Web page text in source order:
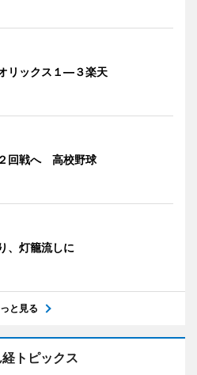
リックス１―３楽天
回戦へ 高校野球
、灯籠流しに
と見る
トピックス